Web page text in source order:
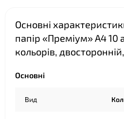
Основні
папір «Преміум» А4 10
кольорів,
Основні
Вид